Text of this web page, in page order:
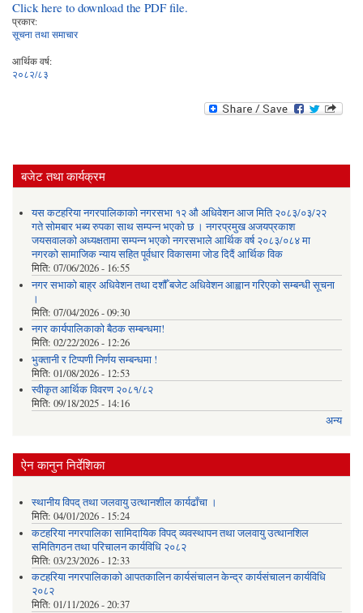
Click here to download the PDF file.
प्रकार:
सूचना तथा समाचार
आर्थिक वर्ष:
२०८२/८३
बजेट तथा कार्यक्रम
यस कटहरिया नगरपालिकाको नगरसभा १२ औ अधिवेशन आज मिति २०८३/०३/२२
गते सोमबार भब्य रुपका साथ सम्पन्न भएको छ । नगरप्रमुख अजयप्रकाश
जयसवालको अध्यक्षतामा सम्पन्न भएको नगरसभाले आर्थिक वर्ष २०८३/०८४ मा
नगरको सामाजिक न्याय सहित पूर्वधार विकासमा जोड दिदैं आर्थिक विक
मिति: 07/06/2026 - 16:55
नगर सभाको बाह्र अधिवेशन तथा दशौँ बजेट अधिवेशन आह्वान गरिएको सम्बन्धी सूचना
।
मिति: 07/04/2026 - 09:30
नगर कार्यपालिकाको बैठक सम्बन्धमा!
मिति: 02/22/2026 - 12:26
भुक्तानी र टिप्पणी निर्णय सम्बन्धमा !
मिति: 01/08/2026 - 12:53
स्वीकृत आर्थिक विवरण २०८१/८२
मिति: 09/18/2025 - 14:16
अन्य
ऐन कानुन निर्देशिका
स्थानीय विपद् तथा जलवायु उत्थानशील कार्यढाँचा ।
मिति: 04/01/2026 - 15:24
कटहरिया नगरपालिका सामिदायिक विपद् व्यवस्थापन तथा जलवायु उत्थानशिल
समितिगठन तथा परिचालन कार्यविधि २०८२
मिति: 03/23/2026 - 12:33
कटहरिया नगरपालिकाको आपतकालिन कार्यसंचालन केन्द्र कार्यसंचालन कार्यविधि
२०८२
मिति: 01/11/2026 - 20:37